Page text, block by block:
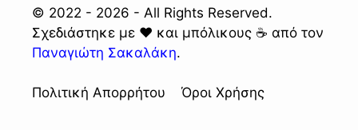
© 2022 - 2026 - All Rights Reserved.
Σχεδιάστηκε με ❤️ και μπόλικους ☕ από τον
Παναγιώτη Σακαλάκη.
Πολιτική Απορρήτου Όροι Χρήσης